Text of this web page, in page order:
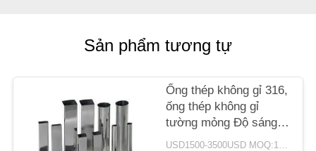
HỆ
CHÚNG
Sản phẩm tương tự
Ống thép không gỉ 316,
ống thép không gỉ
tường mỏng Độ sáng
cao thực tế
USD1500-3500USD MOQ:1 TẤN